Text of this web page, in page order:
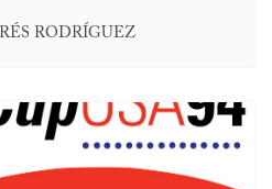
RODRÍGUEZ